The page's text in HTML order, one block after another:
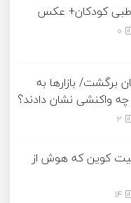
طبی کودکان+ عکس
0
تومان برگشت/ بازارها به
چه واکنشی نشان دادند؟
2
بیت کوین که هوش از
14